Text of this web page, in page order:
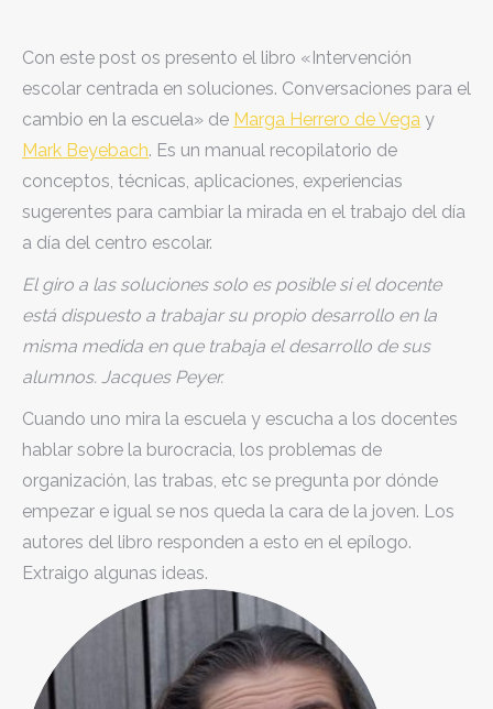
Con este post os presento el libro «Intervención
escolar centrada en soluciones. Conversaciones para el
cambio en la escuela» de Marga Herrero de Vega y
Mark Beyebach. Es un manual recopilatorio de
conceptos, técnicas, aplicaciones, experiencias
sugerentes para cambiar la mirada en el trabajo del día
a día del centro escolar.
El giro a las soluciones solo es posible si el docente
está dispuesto a trabajar su propio desarrollo en la
misma medida en que trabaja el desarrollo de sus
alumnos. Jacques Peyer.
Cuando uno mira la escuela y escucha a los docentes
hablar sobre la burocracia, los problemas de
organización, las trabas, etc se pregunta por dónde
empezar e igual se nos queda la cara de la joven. Los
autores del libro responden a esto en el epílogo.
Extraigo algunas ideas.